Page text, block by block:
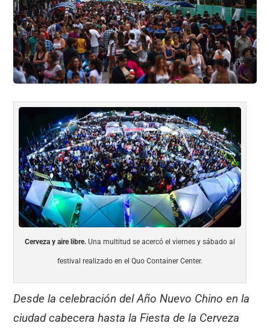
o
k
p
Cerveza y aire libre. Una multitud se acercó el viernes y sábado al
festival realizado en el Quo Container Center.
Desde la celebración del Año Nuevo Chino en la
ciudad cabecera hasta la Fiesta de la Cerveza